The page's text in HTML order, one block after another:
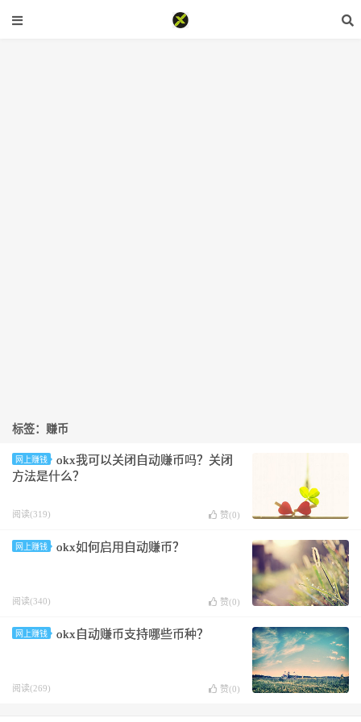
标签：赚币
网上赚钱
okx我可以关闭自动赚币吗？关闭
方法是什么？
阅读(319) 赞(0)
网上赚钱 okx如何启用自动赚币？
阅读(340) 赞(0)
网上赚钱 okx自动赚币支持哪些币种？
阅读(269) 赞(0)